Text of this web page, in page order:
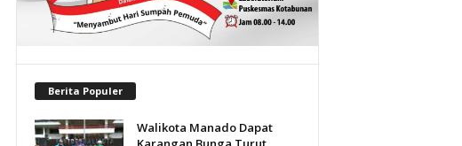
Berita Populer
Walikota Manado Dapat